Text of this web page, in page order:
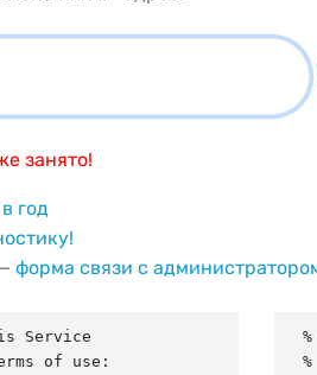
занято!
год
форма связи с
Service
of use: